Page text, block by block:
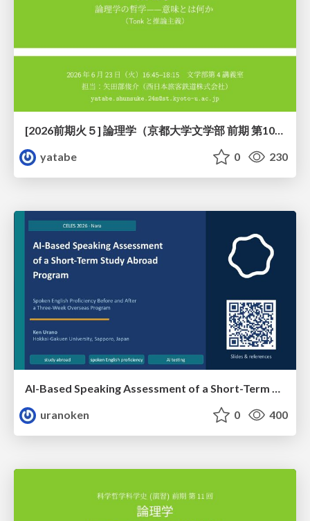
yatabe
0 230
AI-Based Speaking Assessment of a Short-Term Study Abroad Program
uranoken
0 400